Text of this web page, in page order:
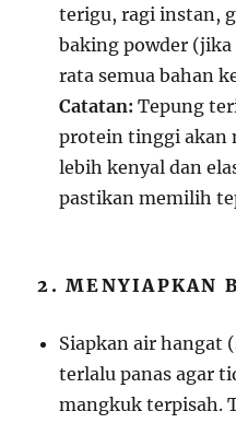
terigu, ragi instan,
baking powder
rata semua bahan
Catatan: Tepung
protein tinggi akan
lebih kenyal dan
pastikan memilih
2. MENYIAPKAN
Siapkan air hangat
terlalu panas agar
mangkuk terpisah.